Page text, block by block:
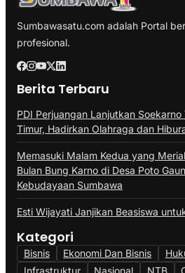
Sumbawasatu.com adalah Portal
profesional.
Berita Terbaru
PDI Perjuangan Lanjutkan
Timur, Hadirkan Olahraga dan
Memasuki Malam Kedua yang
Bulan Bung Karno di Desa Poto
Kebudayaan Sumbawa
Esti Wijayati Janjikan Beasiswa
Kategori
Bisnis Ekonomi Dan Bisnis
Infrastruktur
Nasional NTB